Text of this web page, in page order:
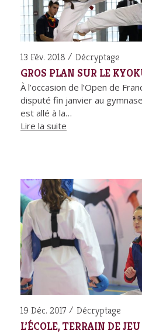
13 Fév. 2018 Décryptage
GROS PLAN SUR LE
À l’occasion de l’Open de
disputé fin janvier au
est allé à la…
Lire la suite
19 Déc. 2017 Décryptage
L’ÉCOLE, TERRAIN DE